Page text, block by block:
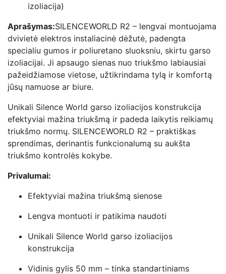
izoliacija)
Aprašymas:SILENCEWORLD R2 – lengvai montuojama
dvivietė elektros instaliacinė dėžutė, padengta
specialiu gumos ir poliuretano sluoksniu, skirtu garso
izoliacijai. Ji apsaugo sienas nuo triukšmo labiausiai
pažeidžiamose vietose, užtikrindama tylą ir komfortą
jūsų namuose ar biure.
Unikali Silence World garso izoliacijos konstrukcija
efektyviai mažina triukšmą ir padeda laikytis reikiamų
triukšmo normų. SILENCEWORLD R2 – praktiškas
sprendimas, derinantis funkcionalumą su aukšta
triukšmo kontrolės kokybe.
Privalumai:
Efektyviai mažina triukšmą sienose
Lengva montuoti ir patikima naudoti
Unikali Silence World garso izoliacijos
konstrukcija
Vidinis gylis 50 mm – tinka standartiniams